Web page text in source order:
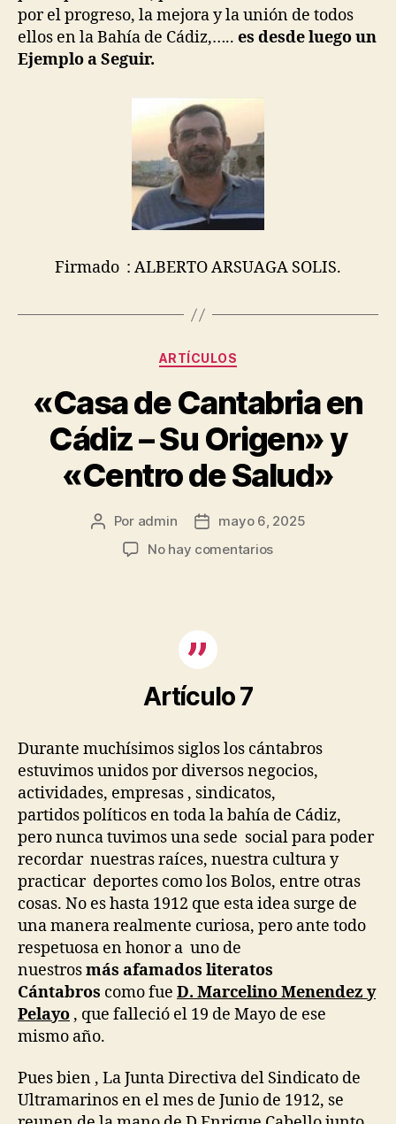
por el progreso, la mejora y la unión de todos
ellos en la Bahía de Cádiz,….. es desde luego un
Ejemplo a Seguir.
Firmado : ALBERTO ARSUAGA SOLIS.
Categorías
ARTÍCULOS
«Casa de Cantabria en
Cádiz – Su Origen» y
«Centro de Salud»
Autor
Por admin
Fechamayo 6, 2025
No hay comentariosen
«Centro
Salud»
Artículo 7
Durante muchísimos siglos los cántabros
estuvimos unidos por diversos negocios,
actividades, empresas , sindicatos,
partidos políticos en toda la bahía de Cádiz,
pero nunca tuvimos una sede social para poder
recordar nuestras raíces, nuestra cultura y
practicar deportes como los Bolos, entre otras
cosas. No es hasta 1912 que esta idea surge de
una manera realmente curiosa, pero ante todo
respetuosa en honor a uno de
nuestrosmás afamados literatos
Cántabros como fue D. Marcelino Menendez y
Pelayo , que falleció el 19 de Mayo de ese
mismo año.
Pues bien , La Junta Directiva del Sindicato de
Ultramarinos en el mes de Junio de 1912, se